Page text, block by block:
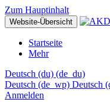
Zum Hauptinhalt
Website-Übersicht
Startseite
Mehr
Deutsch (du) ‎(de_du)‎
Deutsch ‎(de_wp)‎ Deutsch
Anmelden